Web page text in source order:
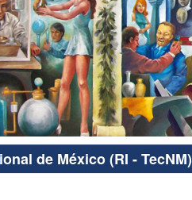
de México (RI - TecNM)